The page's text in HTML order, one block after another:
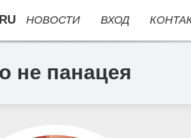
не панацея
НОВОСТИ ВХОД